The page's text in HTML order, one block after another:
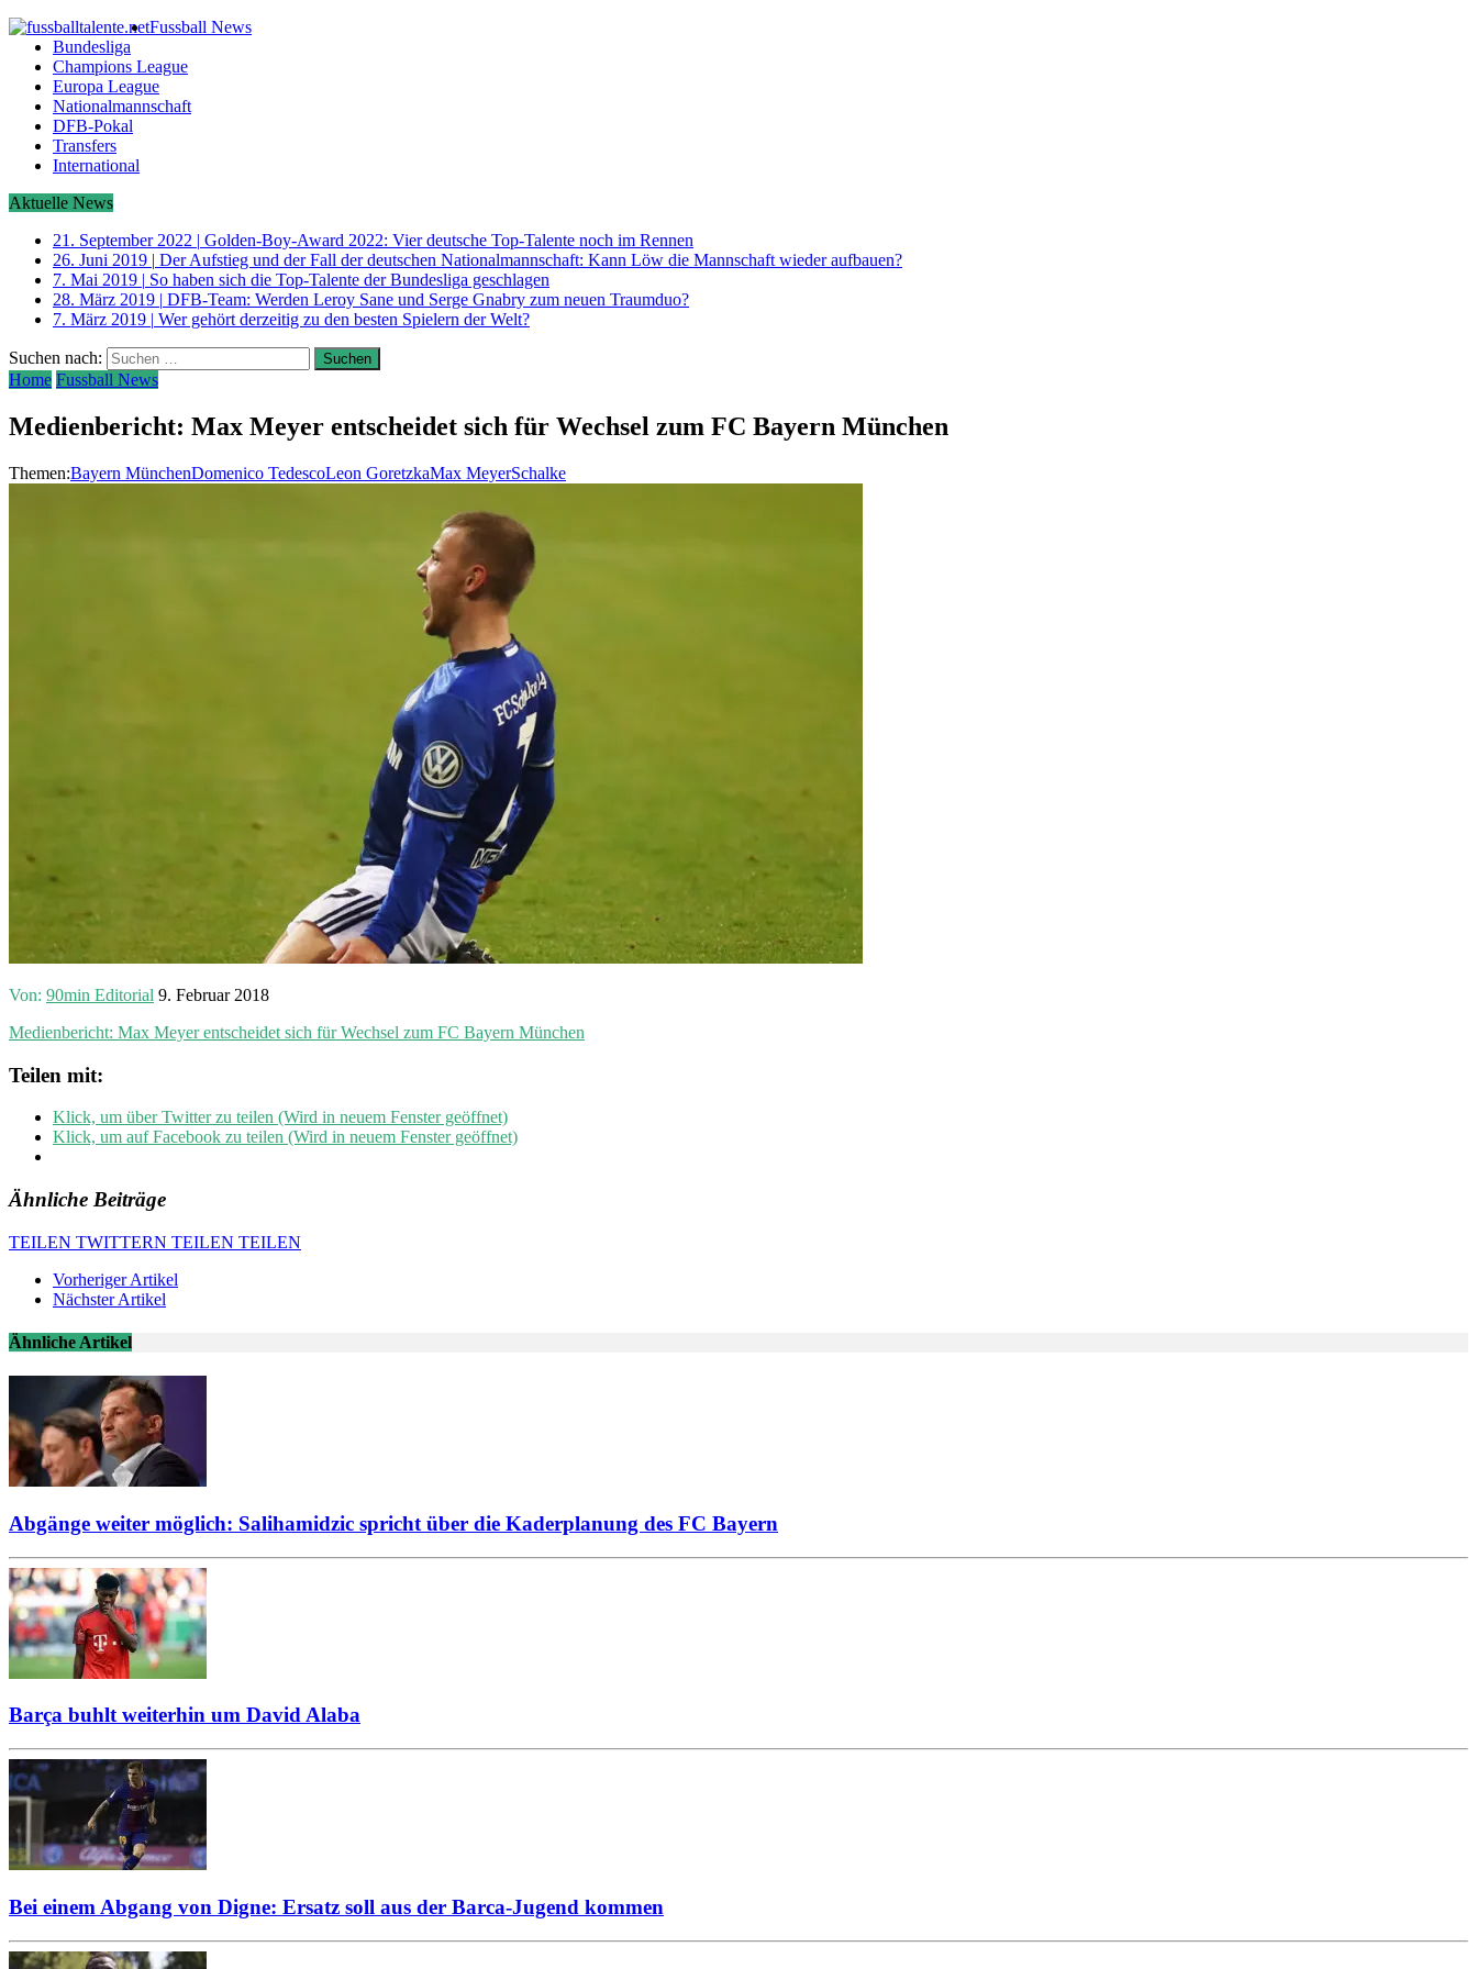
Fussball News
Bundesliga
Champions League
Europa League
Nationalmannschaft
DFB-Pokal
Transfers
International
Aktuelle News
21. September 2022 | Golden-Boy-Award 2022: Vier deutsche Top-Talente noch im Rennen
26. Juni 2019 | Der Aufstieg und der Fall der deutschen Nationalmannschaft: Kann Löw die Mannschaft wieder aufbauen?
7. Mai 2019 | So haben sich die Top-Talente der Bundesliga geschlagen
28. März 2019 | DFB-Team: Werden Leroy Sane und Serge Gnabry zum neuen Traumduo?
7. März 2019 | Wer gehört derzeitig zu den besten Spielern der Welt?
Suchen nach:
Home Fussball News
Medienbericht: Max Meyer entscheidet sich für Wechsel zum FC Bayern München
Themen:Bayern MünchenDomenico TedescoLeon GoretzkaMax MeyerSchalke
Von: 90min Editorial 9. Februar 2018
Medienbericht: Max Meyer entscheidet sich für Wechsel zum FC Bayern München
Teilen mit:
Klick, um über Twitter zu teilen (Wird in neuem Fenster geöffnet)
Klick, um auf Facebook zu teilen (Wird in neuem Fenster geöffnet)
Ähnliche Beiträge
TEILEN TWITTERN TEILEN TEILEN
Vorheriger Artikel
Nächster Artikel
Ähnliche Artikel
Abgänge weiter möglich: Salihamidzic spricht über die Kaderplanung des FC Bayern
Barça buhlt weiterhin um David Alaba
Bei einem Abgang von Digne: Ersatz soll aus der Barca-Jugend kommen